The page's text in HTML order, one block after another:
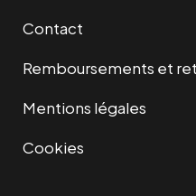
Contact
Remboursements et
Mentions légales
Cookies